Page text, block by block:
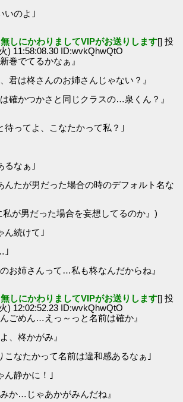
いのよ｣
しにかわりましてVIPがお送りします[] 投
) 11:58:08.30 ID:wvkQhwQtO
巻でてるかなぁ』
君は柊さんのお姉さんじゃない？』
確かつかさと同じクラスの…泉くん？』
待ってよ、こなたかって私？｣
るなぁ｣
んたが男だった場合の時のデフォルト名な
私が男だった場合を妄想してるのか』)
ん続けて｣
｣
お姉さんって…私も柊なんだからね』
しにかわりましてVIPがお送りします[] 投
) 12:02:52.23 ID:wvkQhwQtO
ごめん…えっ～っと名前は確か』
、柊かがみ』
こなたかって名前は違和感あるなぁ｣
ん静かに！｣
か…じゃあかがみんだね』